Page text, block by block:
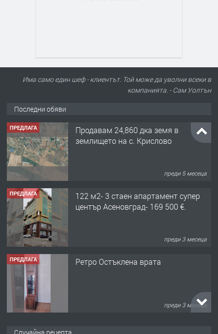
Има само един шеф - клиентът. Той може да уволни всеки в
компанията. - Сам Уолтън
Последни обяви
ПРЕДЛАГА
Продавам 24,860 дка земя в
землището на с. Крислово
преди 5 месеца
ПРЕДЛАГА
122 м2- 3 стаен апартамент супер
център Асеновград- 169 500 €.
преди 3 месеца
ПРЕДЛАГА Ретро Остъклена врата
преди 3 месеца